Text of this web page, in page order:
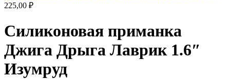
225,00 ₽
Силиконовая приманка
Джига Дрыга Лаврик 1.6″
Изумруд